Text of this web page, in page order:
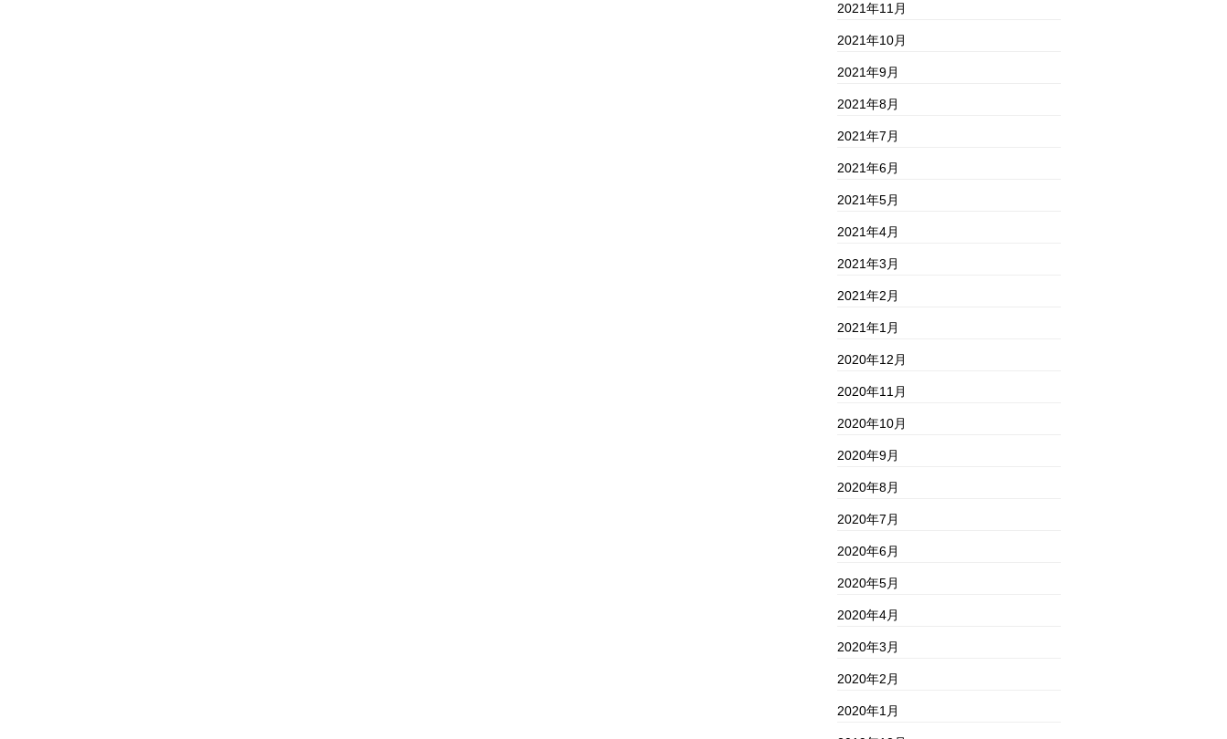
2021年11月
2021年10月
2021年9月
2021年8月
2021年7月
2021年6月
2021年5月
2021年4月
2021年3月
2021年2月
2021年1月
2020年12月
2020年11月
2020年10月
2020年9月
2020年8月
2020年7月
2020年6月
2020年5月
2020年4月
2020年3月
2020年2月
2020年1月